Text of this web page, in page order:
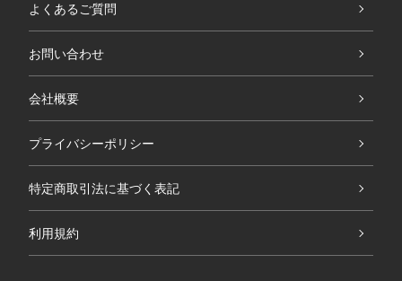
よくあるご質問
お問い合わせ
会社概要
プライバシーポリシー
特定商取引法に基づく表記
利用規約